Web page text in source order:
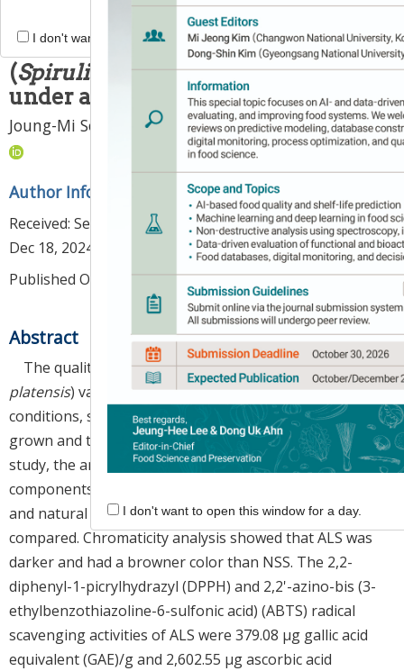
o
Biological components and
antioxidant properties of spirulina
(Spirulina platensis) cultured
under artificial light
Joung-Mi So Su-Jin Park1,3 ,Jiyeon Chun1,3,*
Author Information & Copyright▼
Received: Sep 19, 2024; Revised:Dec 17, 2024; Accepted:
Dec 18, 2024
Published Online: Feb 28, 2024
Abstract
The quality and efficacy of spirulina (Spirulina
platensis) varies depending on the culturing
conditions, such as the environment in which it is
grown and the region where it is produced. In this
study, the antioxidant properties and effective
components of artificial light-cultured spirulina (ALS)
and natural sunlight-cultured spirulina (NSS) were
compared. Chromaticity analysis showed that ALS was
darker and had a browner color than NSS. The 2,2-
diphenyl-1-picrylhydrazyl (DPPH) and 2,2'-azino-bis (3-
ethylbenzothiazoline-6-sulfonic acid) (ABTS) radical
scavenging activities of ALS were 379.08 μg gallic acid
equivalent (GAE)/g and 2,602.55 μg ascorbic acid
I don't want to open this window for a day.
I don't want to open this window for a day.